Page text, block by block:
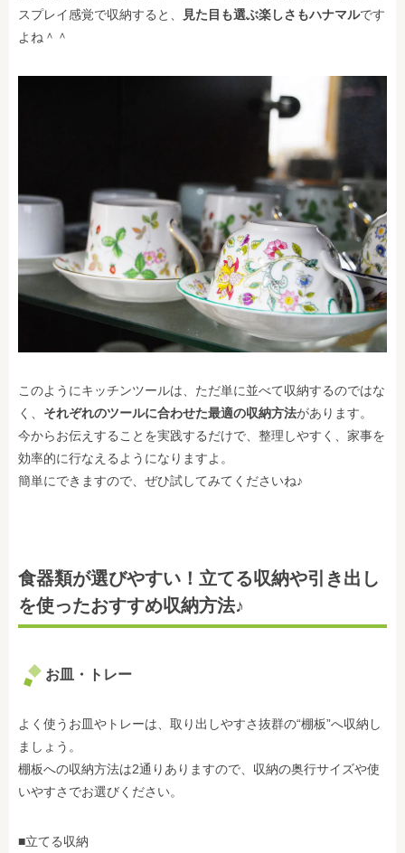
スプレイ感覚で収納すると、
見た目も選ぶ楽しさもハナマルです
よね＾＾
このようにキッチンツールは、ただ単に並べて収納するのではな
く、 それぞれのツールに合わせた最適の収納方法があります。
今からお伝えすることを実践するだけで、整理しやすく、家事を
効率的に行なえるようになりますよ。
簡単にできますので、ぜひ試してみてくださいね♪
食器類が選びやすい！立てる収納や引き出し
を使ったおすすめ収納方法♪
お皿・トレー
よく使うお皿やトレーは、取り出しやすさ抜群の“棚板”へ収納し
ましょう。
棚板への収納方法は2通りありますので、収納の奥行サイズや使
いやすさでお選びください。
■立てる収納